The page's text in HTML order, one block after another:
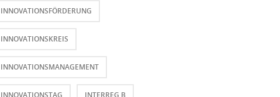
INNOVATIONSFÖRDERUNG
INNOVATIONSKREIS
INNOVATIONSMANAGEMENT
INNOVATIONSTAG INTERREG B